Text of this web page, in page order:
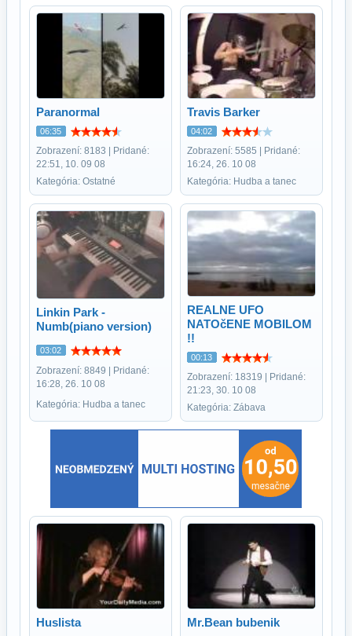
Paranormal
06:35
Zobrazení: 8183 | Pridané:
22:51, 10. 09 08
Kategória: Ostatné
Travis Barker
04:02
Zobrazení: 5585 | Pridané:
16:24, 26. 10 08
Kategória: Hudba a tanec
Linkin Park -
Numb(piano version)
03:02
Zobrazení: 8849 | Pridané:
16:28, 26. 10 08
Kategória: Hudba a tanec
REALNE UFO
NATOčENE MOBILOM
!!
00:13
Zobrazení: 18319 | Pridané:
21:23, 30. 10 08
Kategória: Zábava
Huslista Mr.Bean bubenik